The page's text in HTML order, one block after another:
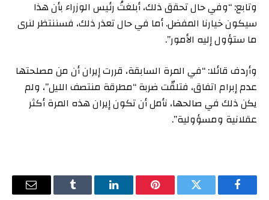
وتابع: “وفي حال تحقق ذلك، أبلغتُ رئيس الوزراء بأن هذا
سيكون خيارنا المفضل. أما في حال تعذر ذلك، فسننتظر لنرى
ما ستؤول إليه الأمور”.
وأردف قائلا: “في المرة السابقة، قررت إيران أن من مصلحتها
عدم إبرام اتفاق، فتلقّت ضربة “مطرقة منتصف الليل”، ولم
يكن ذلك في صالحها، نأمل أن تكون إيران هذه المرة أكثر
عقلانية ومسؤولية”.
فيسبوك تويتر بينتيريستلينكدإن Tumblr
البريد